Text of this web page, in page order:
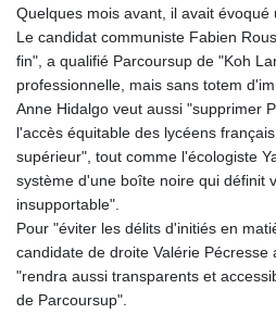
Quelques mois avant, il avait évoqué
Le candidat communiste Fabien
fin", a qualifié Parcoursup de "Koh
professionnelle, mais sans totem
Anne Hidalgo veut aussi "supprimer
l'accès équitable des lycéens
supérieur", tout comme l'écologiste
système d'une boîte noire qui définit
insupportable".
Pour "éviter les délits d'initiés en
candidate de droite Valérie
"rendra aussi transparents et
de Parcoursup".